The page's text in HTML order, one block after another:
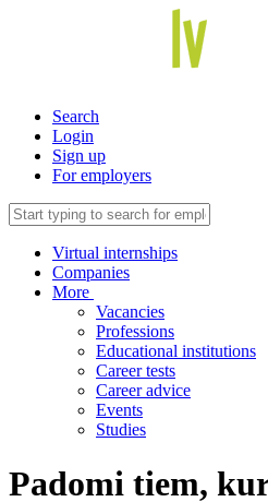
Search
Login
Sign up
For employers
Virtual internships
Companies
More
Vacancies
Professions
Educational institutions
Career tests
Career advice
Events
Studies
Padomi tiem,